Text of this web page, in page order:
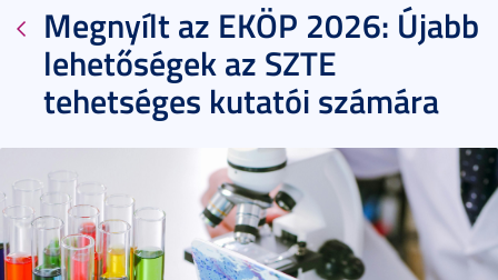
Megnyílt az EKÖP 2026: Újabb
lehetőségek az SZTE
tehetséges kutatói számára